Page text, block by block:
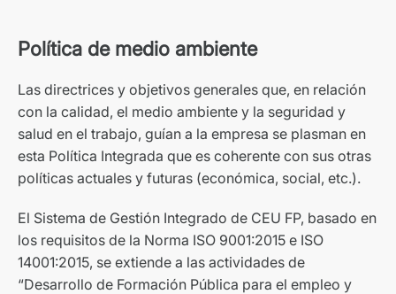
Política de medio ambiente
Las directrices y objetivos generales que, en relación
con la calidad, el medio ambiente y la seguridad y
salud en el trabajo, guían a la empresa se plasman en
esta Política Integrada que es coherente con sus otras
políticas actuales y futuras (económica, social, etc.).
El Sistema de Gestión Integrado de CEU FP, basado en
los requisitos de la Norma ISO 9001:2015 e ISO
14001:2015, se extiende a las actividades de
“Desarrollo de Formación Pública para el empleo y